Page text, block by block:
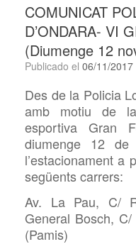
COMUNICAT
D’ONDARA- VI
(Diumenge 12
Publicado el 06/11/2017
Des de la Policia
amb motiu de
esportiva Gran
diumenge 12 de
l’estacionament a
següents carrers:
Av. La Pau, C/
General Bosch,
(Pamis)